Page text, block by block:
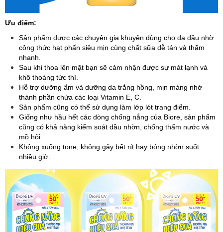
Ưu điểm:
Sản phẩm được các chuyên gia khuyên dùng cho da dầu nhờ
công thức hạt phấn siêu mịn cùng chất sữa dễ tán và thấm
nhanh.
Sau khi thoa lên mặt bạn sẽ cảm nhận được sự mát lạnh và
khô thoáng tức thì.
Hỗ trợ dưỡng ẩm và dưỡng da trắng hồng, mịn màng nhờ
thành phần chứa các loại Vitamin E, C.
Sản phẩm cũng có thể sử dụng làm lớp lót trang điểm.
Giống như hầu hết các dòng chống nắng của Biore, sản phẩm
cũng có khả năng kiểm soát dầu nhờn, chống thấm nước và
mồ hôi.
Không xuống tone, không gây bết rít hay bóng nhờn suốt
nhiều giờ.